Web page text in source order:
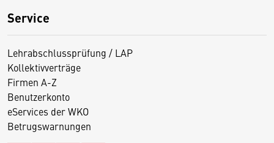
Service
Lehrabschlussprüfung / LAP
Kollektivverträge
Firmen A-Z
Benutzerkonto
eServices der WKO
Betrugswarnungen